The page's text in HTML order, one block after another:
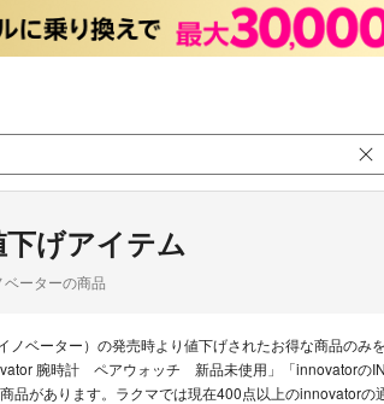
げアイテム
ーターの商品
ノベーター）の発売時より値下げされたお得な商品の
腕時計 ペアウォッチ 新品未使用」「innovator
品があります。ラクマでは現在400点以上のinnovatorの